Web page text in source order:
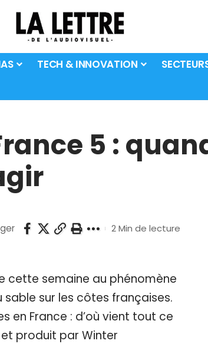
TECH & INNOVATION
5 :
2 Min de lecture
cette semaine au phénomène
sur les côtes françaises.
en France : d’où vient tout ce
produit par Winter